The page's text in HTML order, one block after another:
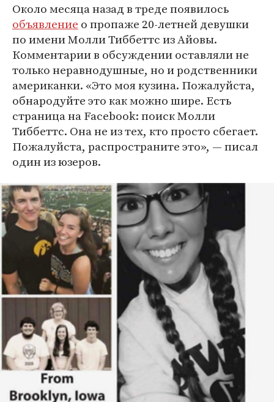
Около месяца назад в треде появилось
объявление о пропаже 20-летней девушки
по имени Молли Тиббеттс из Айовы.
Комментарии в обсуждении оставляли не
только неравнодушные, но и родственники
американки. «Это моя кузина. Пожалуйста,
обнародуйте это как можно шире. Есть
страница на Facebook: поиск Молли
Тиббеттс. Она не из тех, кто просто сбегает.
Пожалуйста, распространите это», — писал
один из юзеров.